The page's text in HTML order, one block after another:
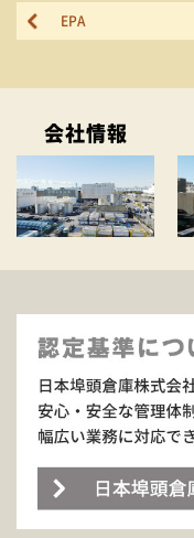
EPA
会社情報